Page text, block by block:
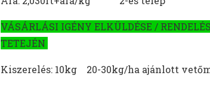
VÁSÁRLÁSI IGÉNY ELKÜLDÉSE /
TETEJÉN
Kiszerelés: 10kg 20-30kg/ha ajánlott